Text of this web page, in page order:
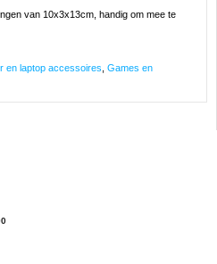
van 10x3x13cm, handig om mee te
en laptop accessoires Games en